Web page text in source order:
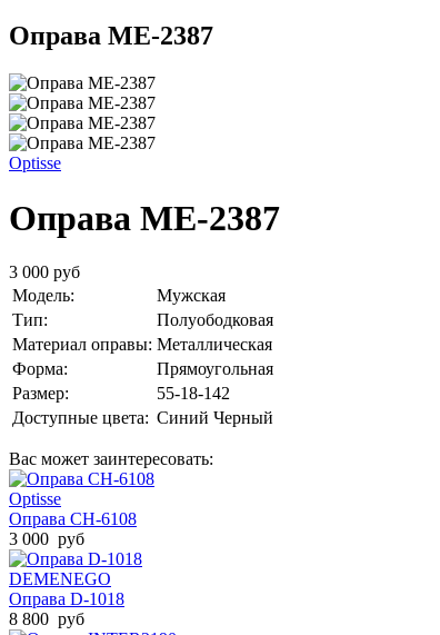
Оправа ME-2387
Optisse
Оправа ME-2387
3 000 руб
Модель:
Мужская
Тип:
Полуободковая
Материал оправы: Металлическая
Форма:
Прямоугольная
Размер:
55-18-142
Доступные цвета: Синий Черный
Вас может заинтересовать:
Optisse
Оправа CH-6108
3 000 руб
DEMENEGO
Оправа D-1018
8 800 руб